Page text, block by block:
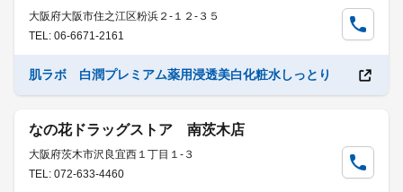
大阪府大阪市住之江区粉浜２-１２-３５
TEL: 06-6671-2161
肌ラボ 白潤プレミアム薬用浸透美白化粧水しっとり
なの花ドラッグストア 南茨木店
大阪府茨木市沢良宜西１丁目１-３
TEL: 072-633-4460